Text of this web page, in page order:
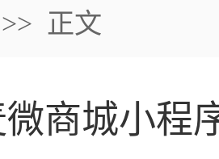
>> 正文
商城小程